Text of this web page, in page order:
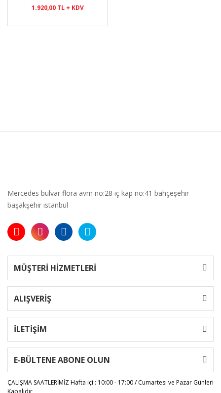
1.920,00 TL + KDV
Mercedes bulvar flora avm no:28 iç kap no:41 bahçeşehir
başakşehir istanbul
MÜŞTERİ HİZMETLERİ
ALIŞVERİŞ
İLETİŞİM
E-BÜLTENE ABONE OLUN
ÇALIŞMA SAATLERİMİZHafta içi : 10:00 - 17:00 / Cumartesi ve Pazar Günleri
Kapalıdır